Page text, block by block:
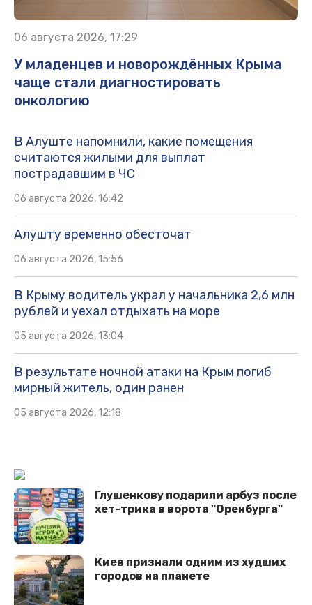
06 августа 2026, 17:29
У младенцев и новорождённых Крыма
чаще стали диагностировать
онкологию
В Алуште напомнили, какие помещения
считаются жилыми для выплат
пострадавшим в ЧС
06 августа 2026, 16:42
Алушту временно обесточат
06 августа 2026, 15:56
В Крыму водитель украл у начальника 2,6 млн
рублей и уехал отдыхать на море
05 августа 2026, 13:04
В результате ночной атаки на Крым погиб
мирный житель, один ранен
05 августа 2026, 12:18
Глушенкову подарили арбуз после
хет-трика в ворота "Оренбурга"
Киев признали одним из худших
городов на планете